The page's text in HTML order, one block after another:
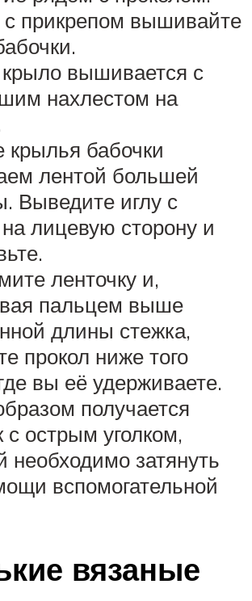
с прикрепом вышивайте
вышивается с
нахлестом на
бабочки
лентой большей
Выведите иглу с
лицевую сторону и
ленточку и,
пальцем выше
длины стежка,
прокол ниже того
вы её удерживаете.
получается
с острым уголком,
необходимо затянуть
вспомогательной
вязаные